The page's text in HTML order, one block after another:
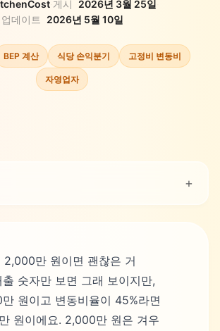
· 게시 2026년 3월 25일
업데이트
2026년 5월 10일
BEP 계산 식당 손익분기 고정비 변동비
자영업자
2,000만 원이면 괜찮은 거
출 숫자만 보면 그래 보이지만,
원이고 변동비율이 45%라면
원이에요. 2,000만 원은 겨우